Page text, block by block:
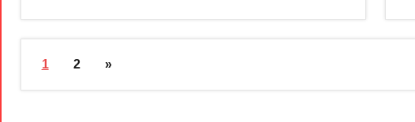
Yazı
sayfalaması
1 2
Sonraki
»